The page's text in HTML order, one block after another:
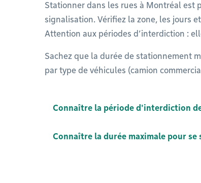
Stationner dans les rues à Montréal est
signalisation. Vérifiez la zone, les jours
Attention aux périodes d’interdiction :
Sachez que la durée de stationnement
par type de véhicules (camion
Connaître la période d'interdiction
Connaître la durée maximale pour